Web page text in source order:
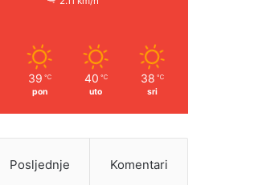
39 ℃
pon
40 ℃
uto
38 ℃
sri
Posljednje Komentari